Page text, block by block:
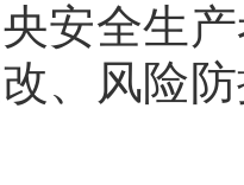
安全生
、风险